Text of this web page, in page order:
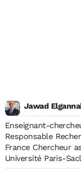
Jawad
Enseignant-
Responsable
France Chercheur
Université Paris-